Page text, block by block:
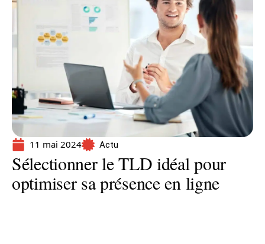
11 mai 2024 Actu
Sélectionner le TLD idéal pour
optimiser sa présence en ligne